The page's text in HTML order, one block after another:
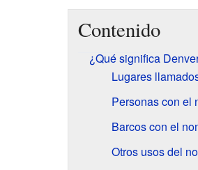
Contenido
¿Qué significa
Lugares
Personas con el
Barcos con el
Otros usos del